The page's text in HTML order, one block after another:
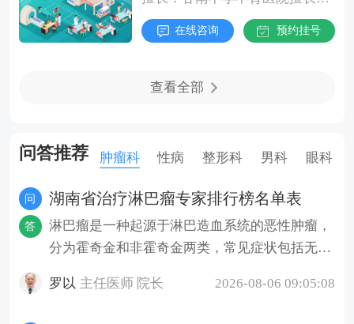
防复发。)
在线咨询 预约挂号
查看全部
问答推荐 肿瘤科 性病 整形科 男科 眼科
问 湖南省治疗淋巴瘤专家排行榜名单表
答
淋巴瘤是一种起源于淋巴造血系统的恶性肿瘤，
分为霍奇金和非霍奇金两类，常见症状包括无痛
罗以 主任医师 院长 2026-08-06 09:05:08